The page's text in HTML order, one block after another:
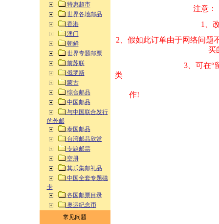
特惠超市
世界各地邮品
香港
澳门
朝鲜
世界专题邮票
前苏联
俄罗斯
蒙古
综合邮品
中国邮品
与中国联合发行
的外邮
泰国邮品
台湾邮品欣赏
专题邮票
空册
其乐集邮礼品
中国全套专题磁
卡
各国邮票目录
奥运纪念币
常见问题
注意：
1、改变商品数量
2、假如此订单由
买的邮品的“
3、可在“
类 方式告之
作!